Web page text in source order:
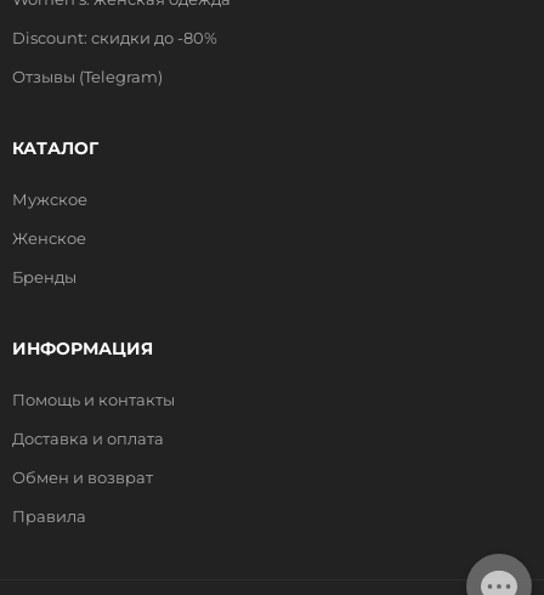
Discount: скидки до -80%
Отзывы (Telegram)
КАТАЛОГ
Мужское
Женское
Бренды
ИНФОРМАЦИЯ
Помощь и контакты
Доставка и оплата
Обмен и возврат
Правила